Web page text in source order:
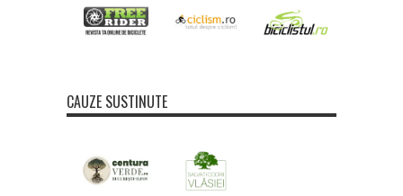
CAUZE SUSTINUTE